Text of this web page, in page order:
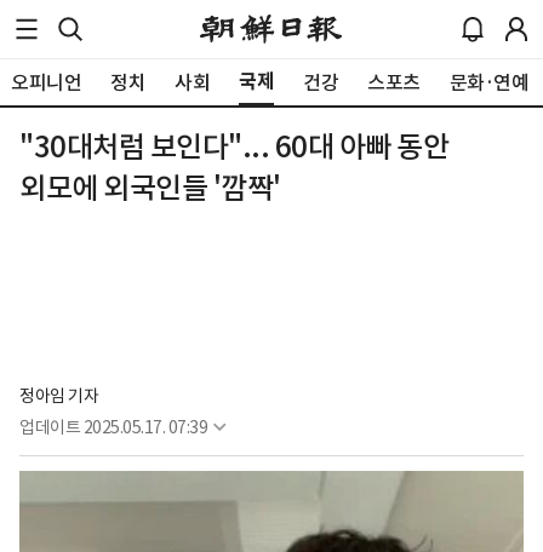
오피니언 정치 사회 국제 건강 스포츠 문화·연예
"30대처럼 보인다"... 60대 아빠 동안
외모에 외국인들 '깜짝'
정아임 기자
업데이트 2025.05.17. 07:39